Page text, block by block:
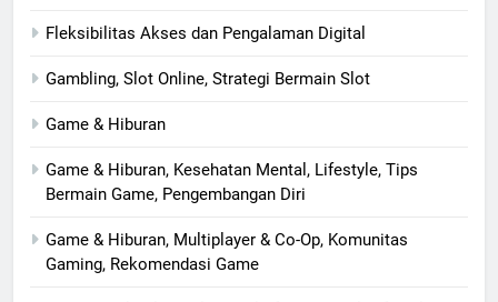
Fleksibilitas Akses dan Pengalaman Digital
Gambling, Slot Online, Strategi Bermain Slot
Game & Hiburan
Game & Hiburan, Kesehatan Mental, Lifestyle, Tips
Bermain Game, Pengembangan Diri
Game & Hiburan, Multiplayer & Co-Op, Komunitas
Gaming, Rekomendasi Game